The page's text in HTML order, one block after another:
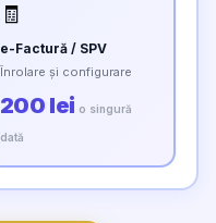
🧾
e-Factură / SPV
Înrolare și configurare
200 lei o singură
dată